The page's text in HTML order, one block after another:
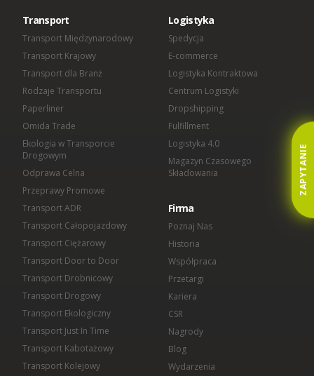
Omida Solutions Sp. z o.o.
Omida Iberica SL
Omida Shared Services Center Sp. z o.o.
Transport
Transport Międzynarodowy
Transport Krajowy
Transport dla Branż
Rodzaje Transportu
Paperliner
Omida Trade
Ekologia w Transporcie
Drogowym
Odprawa Celna
Przeprawy Promowe
Transport ADR
Transport Całopojazdowy
Transport Ciężarowy
Transport Door to Door
Transport Drobnicowy
Transport Drogowy
Transport Ekologiczny
Transport Just In Time
Transport Kabotażowy
Transport Kolejowy
Logistyka
Spedycja
E-commerce
Logistyka Kontraktowa
Centrum Logistyki
Dropshipping
Fulfillment
Logistyka 4.0
Magazyn Czasowego
Składowania
Firma
Poznaj Nas
Historia
Współpraca
Przetargi
Kariera
CSR
Nagrody
Blog
Wydarzenia
ZAPYTANIE